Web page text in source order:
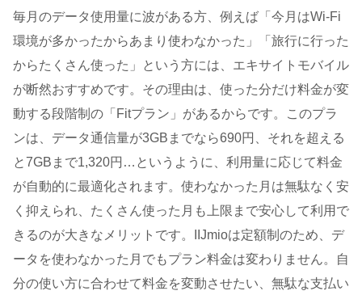
毎月のデータ使用量に波がある方、例えば「今月はWi-Fi
環境が多かったからあまり使わなかった」「旅行に行った
からたくさん使った」という方には、エキサイトモバイル
が断然おすすめです。その理由は、使った分だけ料金が変
動する段階制の「Fitプラン」があるからです。このプラ
ンは、データ通信量が3GBまでなら690円、それを超える
と7GBまで1,320円…というように、利用量に応じて料金
が自動的に最適化されます。使わなかった月は無駄なく安
く抑えられ、たくさん使った月も上限まで安心して利用で
きるのが大きなメリットです。IIJmioは定額制のため、デ
ータを使わなかった月でもプラン料金は変わりません。自
分の使い方に合わせて料金を変動させたい、無駄な支払い